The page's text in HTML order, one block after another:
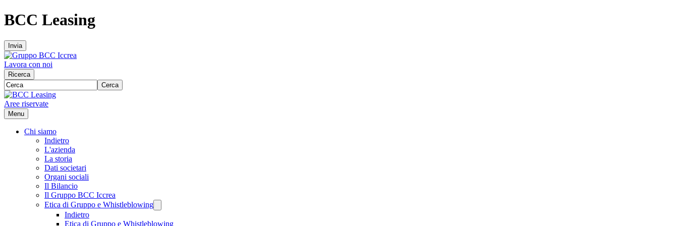
BCC Leasing
Invia
Lavora con noi
Ricerca
Cerca
Aree riservate
Menu
Chi siamo
Indietro
L'azienda
La storia
Dati societari
Organi sociali
Il Bilancio
Il Gruppo BCC Iccrea
Etica di Gruppo e Whistleblowing
Indietro
Etica di Gruppo e Whistleblowing